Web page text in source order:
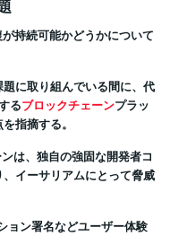
持続可能かどうかについて
に取り組んでいる間に、代
るブロックチェーンプラッ
指摘する。
は、独自の強固な開発者コ
イーサリアムにとって脅威
ョン署名などユーザー体験